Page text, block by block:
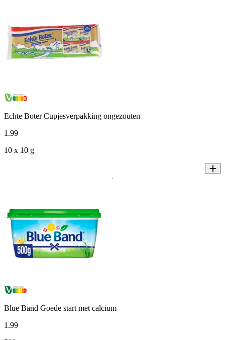
Echte Boter Cupjesverpakking ongezouten
1 .99
10 x 10 g
Blue Band Goede start met calcium
1 .99